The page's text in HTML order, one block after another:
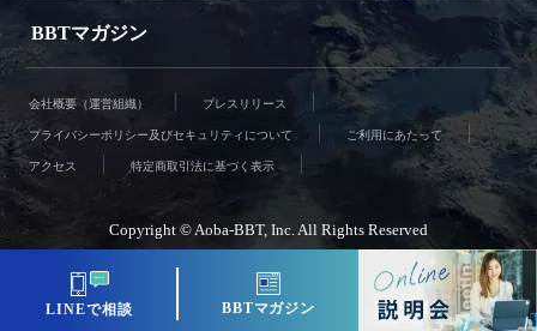
LINEで相談 BBTマガジン
BBTマガジン
会社概要（運営組織） プレスリリース
プライバシーポリシー及びセキュリティについて ご利用にあたって
アクセス 特定商取引法に基づく表示
Copyright © Aoba-BBT, Inc. All Rights Reserved